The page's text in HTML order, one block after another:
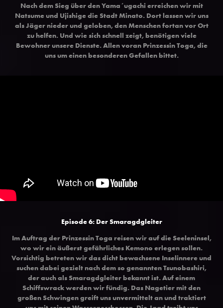
Nach dem Sieg über den Yama´ugachi erreichen wir mit
Natsume und Ujishige die Stadt Minato. Dort lassen wir uns
als Jäger nieder und geloben, den Menschen fortan vor Ort
zu helfen. Und wie sich schnell zeigt, benötigen viele
Bewohner unsere Dienste. Allen voran Prinzessin Toga, die
uns um einen besonderen Gefallen bittet.
Episode 6: Der Smaragdgleiter
Im Auftrag der Prinzessin Toga reisen wir auf die Seeleninsel,
wo wir ein äußerst gefährliches Kemono erlegen sollen.
Vorsichtig betreten wir das dicht bewachsene Inselinnere und
suchen dabei gezielt nach dem so genannten Tsunobashiri,
der auch als Smaragdgleiter bekannt ist. Auf einem
Schiffswrack werden wir fündig. Das Nagetier mit den
großen Schwingen greift uns unvermittelt an und traktiert